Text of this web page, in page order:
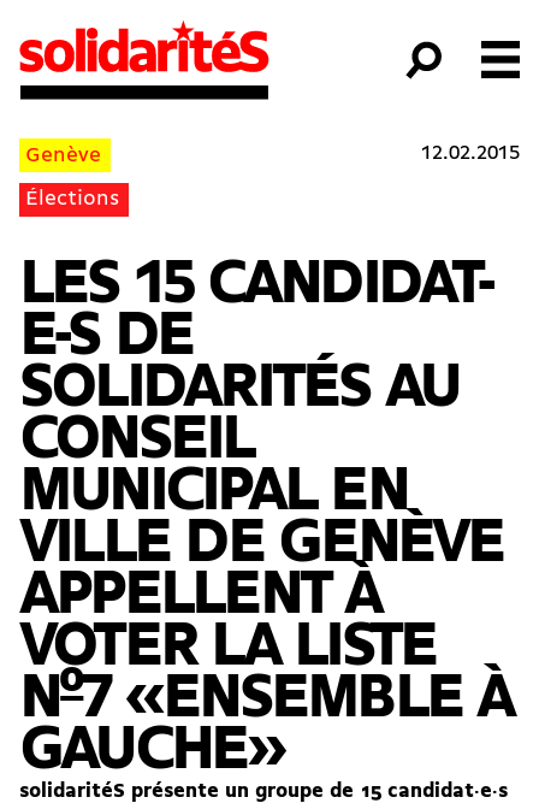
Genève
Élections
12.02.2015
LES 15 CANDIDAT-
E-S DE
SOLIDARITÉS AU
CONSEIL
MUNICIPAL EN
VILLE DE GENÈVE
APPELLENT À
VOTER LA LISTE
Nº7 «ENSEMBLE À
GAUCHE»
solidaritéS présente un groupe de 15 candidat·e·s